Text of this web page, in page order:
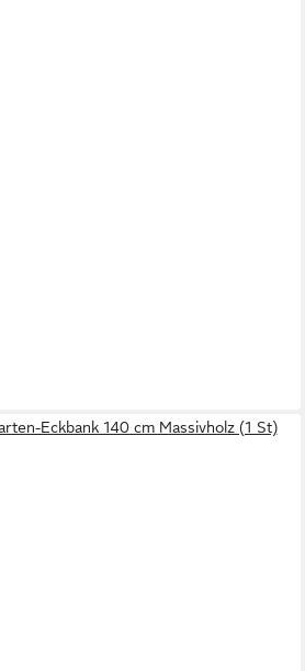
Eckbank 140 cm Massivholz (1 St)